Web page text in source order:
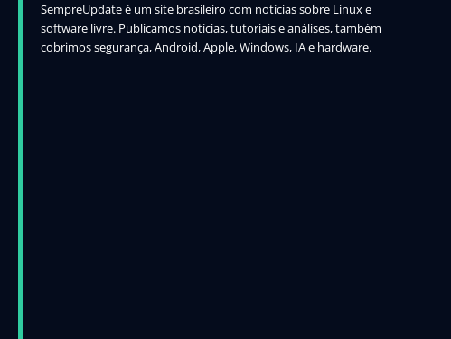
SempreUpdate é um site brasileiro com notícias sobre Linux e
software livre. Publicamos notícias, tutoriais e análises, também
cobrimos segurança, Android, Apple, Windows, IA e hardware.